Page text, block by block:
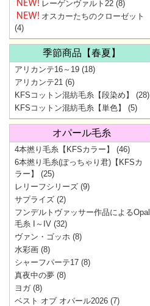
レーゲンヴァルト22 (8)
オスカーたちのクローゼット
(4)
季節商品【春夏】
アリカンテ16～19 (18)
アリカンテ21 (6)
KFSコットン混紡毛糸【段染め】
(28)
KFSコットン混紡毛糸【単色】
(5)
オパール毛糸
4本撚り毛糸【KFSカラー】
(46)
6本撚り毛糸(ぽっちゃり君)【KFSカ
ラー】
(25)
レリーフシリーズ (9)
サプライズ (2)
フンデルトヴァッサー作品によるOpal
毛糸 I～IV (32)
ヴァン・ゴッホ (8)
水彩画 (8)
シャーフパーテ17 (8)
真夜中の夢 (8)
ヨガ(8)
ベスト オブ オパール2026 (7)